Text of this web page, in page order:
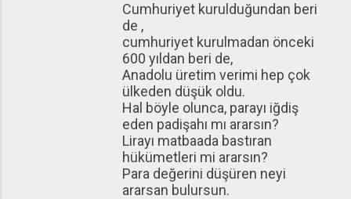
Cumhuriyet kurulduğundan beri
de ,
cumhuriyet kurulmadan önceki
600 yıldan beri de,
Anadolu üretim verimi hep çok
ülkeden düşük oldu.
Hal böyle olunca, parayı iğdiş
eden padişahı mı ararsın?
Lirayı matbaada bastıran
hükümetleri mi ararsın?
Para değerini düşüren neyi
ararsan bulursun.